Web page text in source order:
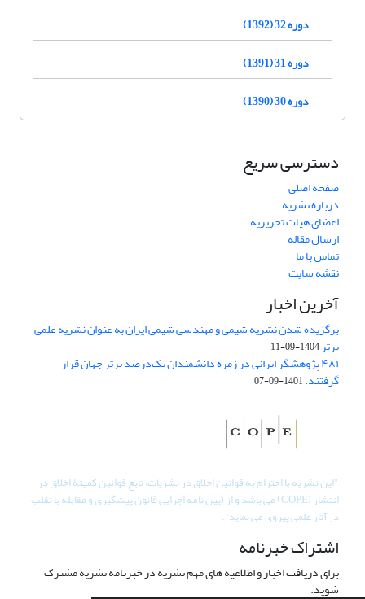
دوره 32 (1392)
دوره 31 (1391)
دوره 30 (1390)
دسترسی سریع
صفحه اصلی
درباره نشریه
اعضای هیات تحریریه
ارسال مقاله
تماس با ما
نقشه سایت
آخرین اخبار
برگزیده شدن نشریه شیمی و مهندسی شیمی ایران به عنوان نشریه علمی
برتر1404-09-11
۴۸۱ پژوهشگر ایرانی در زمره دانشمندان یک‌درصد برتر جهان قرار
گرفتند.1401-09-07
"این نشریه با احترام به قوانین اخلاق در نشریات، تابع قوانین کمیتۀ اخلاق در
انتشار (COPE) می باشد و از آیین نامه اجرایی قانون پیشگیری و مقابله با تقلب
در آثار علمی پیروی می نماید".
اشتراک خبرنامه
برای دریافت اخبار و اطلاعیه های مهم نشریه در خبرنامه نشریه مشترک
شوید.